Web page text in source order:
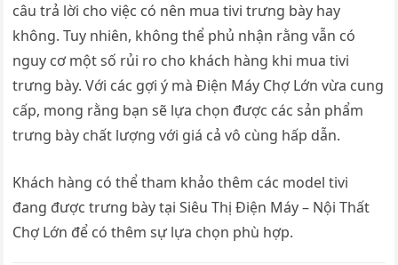
câu trả lời cho việc có nên mua tivi trưng bày hay
không. Tuy nhiên, không thể phủ nhận rằng vẫn có
nguy cơ một số rủi ro cho khách hàng khi mua tivi
trưng bày. Với các gợi ý mà Điện Máy Chợ Lớn vừa cung
cấp, mong rằng bạn sẽ lựa chọn được các sản phẩm
trưng bày chất lượng với giá cả vô cùng hấp dẫn.
Khách hàng có thể tham khảo thêm các model tivi
đang được trưng bày tại Siêu Thị Điện Máy – Nội Thất
Chợ Lớn để có thêm sự lựa chọn phù hợp.